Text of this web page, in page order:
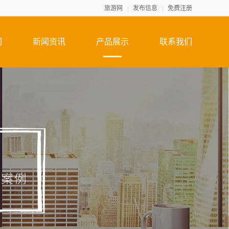
旅游网 发布信息 免费注册
新闻资讯 产品展示 联系我们